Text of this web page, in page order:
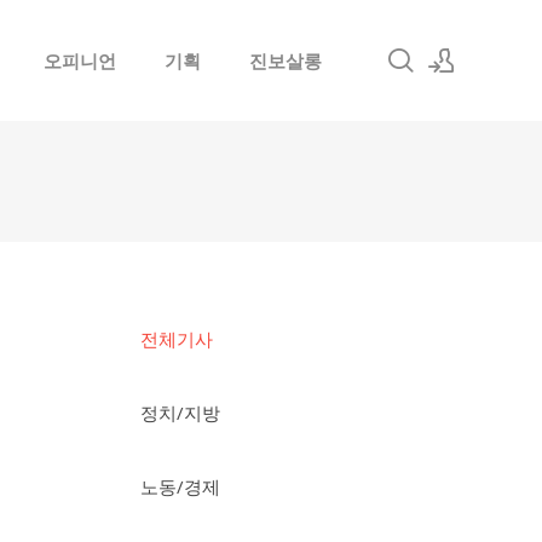
오피니언 기획 진보살롱
전체기사
정치/지방
노동/경제